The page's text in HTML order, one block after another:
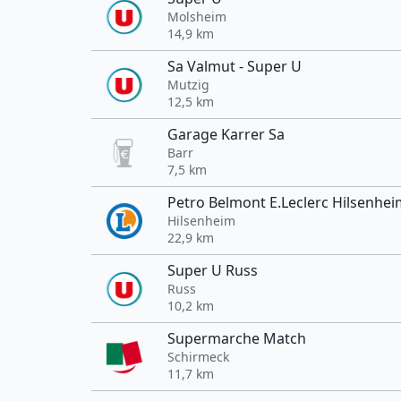
Molsheim
14,9 km
Sa Valmut - Super U
Mutzig
12,5 km
Garage Karrer Sa
Barr
7,5 km
Petro Belmont E.Leclerc
Hilsenheim
22,9 km
Super U Russ
Russ
10,2 km
Supermarche Match
Schirmeck
11,7 km